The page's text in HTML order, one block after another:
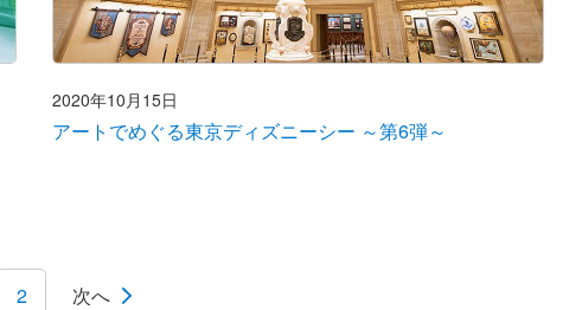
2020年10月15日
アートでめぐる東京ディズニーシー ～第6弾～
2 次へ